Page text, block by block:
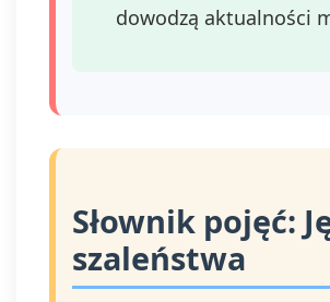
dowodzą aktualności
Słownik pojęć:
szaleństwa